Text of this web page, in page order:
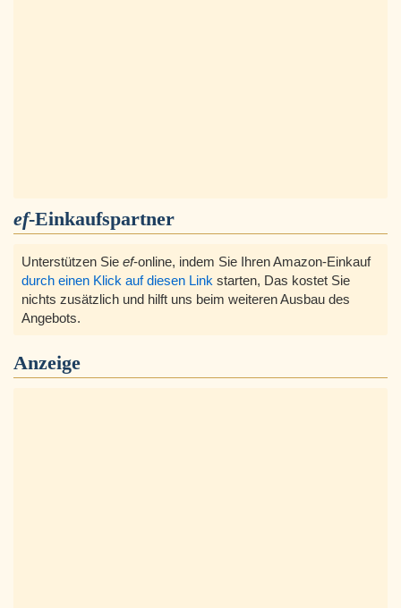
ef-Einkaufspartner
Unterstützen Sie ef-online, indem Sie Ihren Amazon-Einkauf
durch einen Klick auf diesen Link starten, Das kostet Sie
nichts zusätzlich und hilft uns beim weiteren Ausbau des
Angebots.
Anzeige